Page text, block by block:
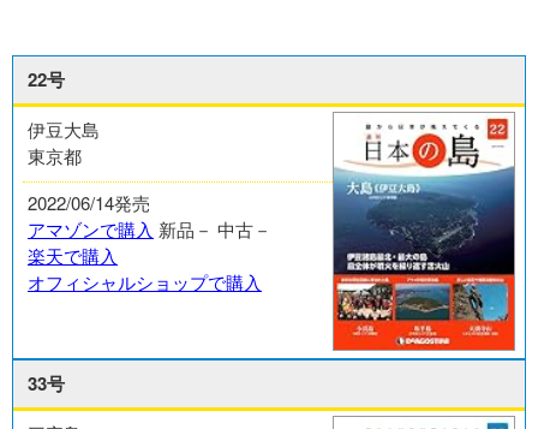
22号
伊豆大島
東京都
2022/06/14発売
アマゾンで購入 新品－ 中古－
楽天で購入
オフィシャルショップで購入
33号